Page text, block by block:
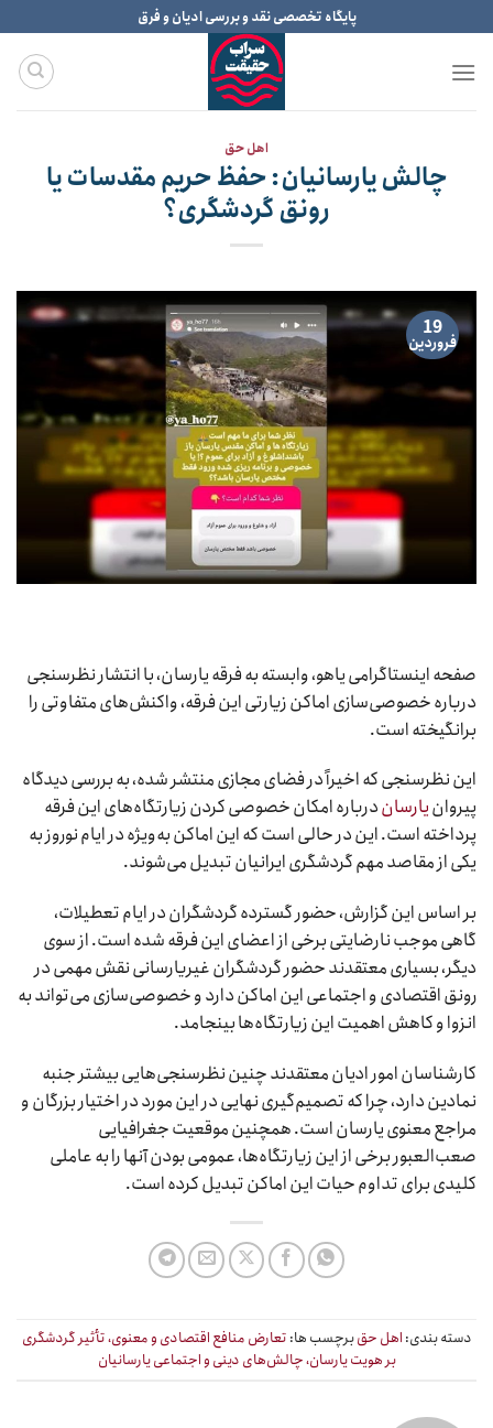
to
content
پایگاه تخصصی نقد و بررسی ادیان و فرق
اهل حق
چالش یارسانیان: حفظ حریم مقدسات یا
رونق گردشگری؟
19
فروردین
صفحه اینستاگرامی یاهو، وابسته به فرقه یارسان، با انتشار نظرسنجی
درباره خصوصی‌سازی اماکن زیارتی این فرقه، واکنش‌های متفاوتی را
برانگیخته است.
این نظرسنجی که اخیراً در فضای مجازی منتشر شده، به بررسی دیدگاه
پیروانیارساندرباره امکان خصوصی کردن زیارتگاه‌های این فرقه
پرداخته است. این در حالی است که این اماکن به‌ویژه در ایام نوروز به
یکی از مقاصد مهم گردشگری ایرانیان تبدیل می‌شوند.
بر اساس این گزارش، حضور گسترده گردشگران در ایام تعطیلات،
گاهی موجب نارضایتی برخی از اعضای این فرقه شده است. از سوی
دیگر، بسیاری معتقدند حضور گردشگران غیریارسانی نقش مهمی در
رونق اقتصادی و اجتماعی این اماکن دارد و خصوصی‌سازی می‌تواند به
انزوا و کاهش اهمیت این زیارتگاه‌ها بینجامد.
کارشناسان امور ادیان معتقدند چنین نظرسنجی‌هایی بیشتر جنبه
نمادین دارد، چرا که تصمیم‌گیری نهایی در این مورد در اختیار بزرگان و
مراجع معنوی یارسان است. همچنین موقعیت جغرافیایی
صعب‌العبور برخی از این زیارتگاه‌ها، عمومی بودن آنها را به عاملی
کلیدی برای تداوم حیات این اماکن تبدیل کرده است.
دسته بندی: اهل حقبرچسب ها: تعارض منافع اقتصادی و معنوی، تأثیر گردشگری
بر هویت یارسان، چالش‌های دینی و اجتماعی یارسانیان